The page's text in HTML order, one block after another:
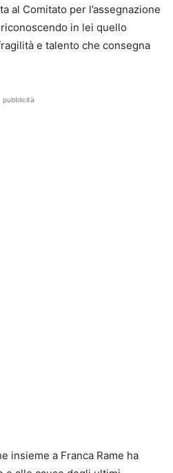
al Comitato per l’assegnazione
in lei quello
e talento che consegna
pubblicità
insieme a Franca Rame ha